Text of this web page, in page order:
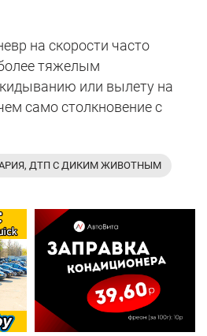
на скорости часто
тяжелым
или вылету на
само столкновение с
ДТП С ДИКИМ ЖИВОТНЫМ